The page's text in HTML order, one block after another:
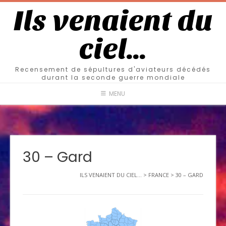
Ils venaient du
ciel…
Recensement de sépultures d'aviateurs décédés
durant la seconde guerre mondiale
MENU
30 – Gard
ILS VENAIENT DU CIEL... > FRANCE > 30 – GARD